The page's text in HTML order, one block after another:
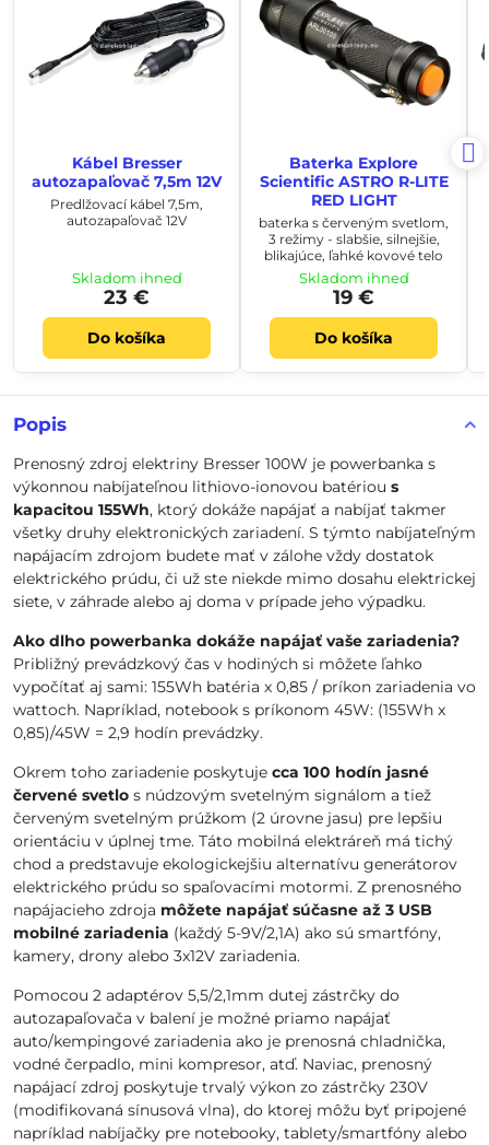
Popis
Prenosný zdroj elektriny Bresser 100W je powerbanka s
výkonnou nabíjateľnou lithiovo-ionovou batériou s
kapacitou 155Wh, ktorý dokáže napájať a nabíjať takmer
všetky druhy elektronických zariadení. S týmto nabíjateľným
napájacím zdrojom budete mať v zálohe vždy dostatok
elektrického prúdu, či už ste niekde mimo dosahu elektrickej
siete, v záhrade alebo aj doma v prípade jeho výpadku.
Ako dlho powerbanka dokáže napájať vaše zariadenia?
Približný prevádzkový čas v hodiných si môžete ľahko
vypočítať aj sami: 155Wh batéria x 0,85 / príkon zariadenia vo
wattoch. Napríklad, notebook s príkonom 45W: (155Wh x
0,85)/45W = 2,9 hodín prevádzky.
Okrem toho zariadenie poskytuje cca 100 hodín jasné
červené svetlo s núdzovým svetelným signálom a tiež
červeným svetelným prúžkom (2 úrovne jasu) pre lepšiu
orientáciu v úplnej tme. Táto mobilná elektráreň má tichý
chod a predstavuje ekologickejšiu alternatívu generátorov
elektrického prúdu so spaľovacími motormi. Z prenosného
napájacieho zdroja môžete napájať súčasne až 3 USB
mobilné zariadenia (každý 5-9V/2,1A) ako sú smartfóny,
kamery, drony alebo 3x12V zariadenia.
Pomocou 2 adaptérov 5,5/2,1mm dutej zástrčky do
autozapaľovača v balení je možné priamo napájať
auto/kempingové zariadenia ako je prenosná chladnička,
vodné čerpadlo, mini kompresor, atď. Naviac, prenosný
napájací zdroj poskytuje trvalý výkon zo zástrčky 230V
(modifikovaná sínusová vlna), do ktorej môžu byť pripojené
napríklad nabíjačky pre notebooky, tablety/smartfóny alebo
Kábel Bresser
autozapaľovač 7,5m 12V
Predlžovací kábel 7,5m,
autozapaľovač 12V
Skladom ihneď
23 €
Do košíka
Baterka Explore
Scientific ASTRO R-LITE
RED LIGHT
baterka s červeným svetlom,
3 režimy - slabšie, silnejšie,
blikajúce, ľahké kovové telo
Skladom ihneď
19 €
Do košíka